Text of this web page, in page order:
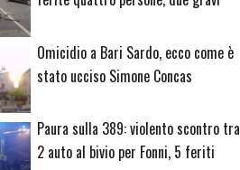
Omicidio a Bari Sardo, ecco come è
stato ucciso Simone Concas
Paura sulla 389: violento scontro tra
2 auto al bivio per Fonni, 5 feriti